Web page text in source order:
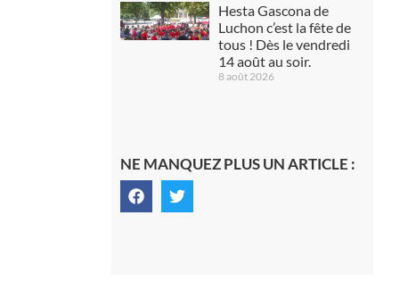
Hesta Gascona de
Luchon c’est la fête de
tous ! Dès le vendredi
14 août au soir.
8 août 2026
NE MANQUEZ PLUS UN ARTICLE :